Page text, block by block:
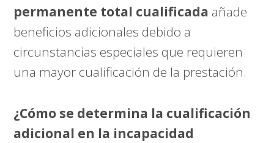
permanente total cualificada añade
beneficios adicionales debido a
circunstancias especiales que requieren
una mayor cualificación de la prestación.
¿Cómo se determina la cualificación
adicional en la incapacidad